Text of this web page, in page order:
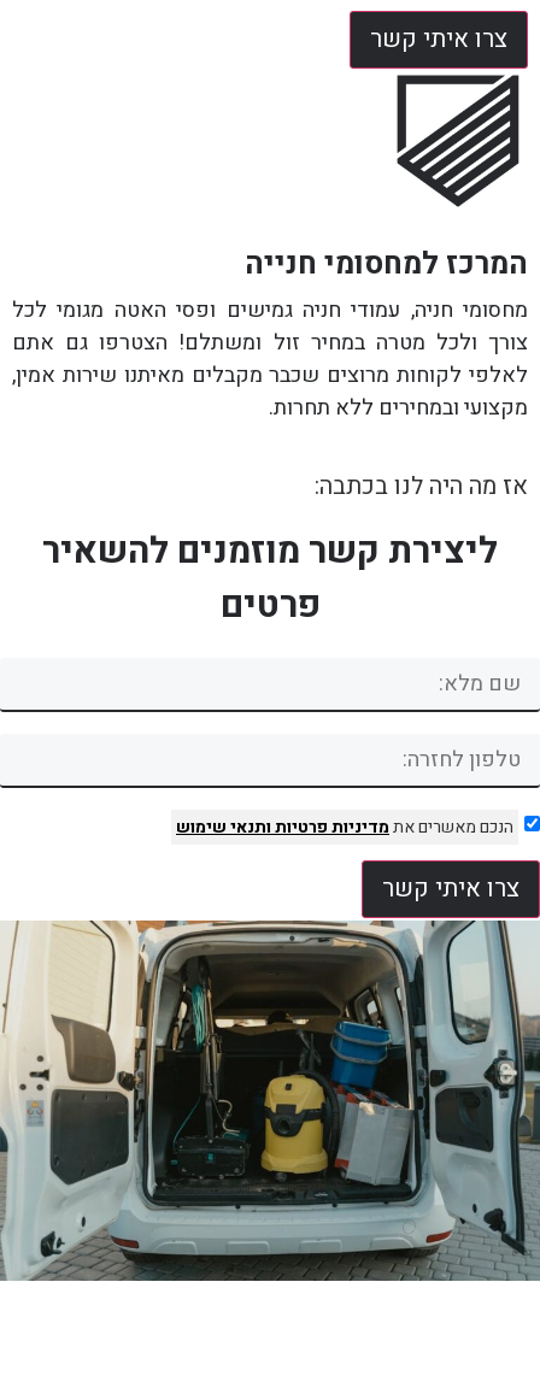
צרו איתי קשר
המרכז למחסומי חנייה
מחסומי חניה, עמודי חניה גמישים ופסי האטה מגומי לכל
צורך ולכל מטרה במחיר זול ומשתלם! הצטרפו גם אתם
לאלפי לקוחות מרוצים שכבר מקבלים מאיתנו שירות אמין,
מקצועי ובמחירים ללא תחרות.
אז מה היה לנו בכתבה:
ליצירת קשר מוזמנים להשאיר
פרטים
הנכם מאשרים אתמדיניות פרטיותותנאי שימוש
צרו איתי קשר